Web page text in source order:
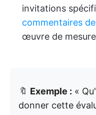
invitations
commentaires
œuvre de
🔖 Exemple : «
donner cette